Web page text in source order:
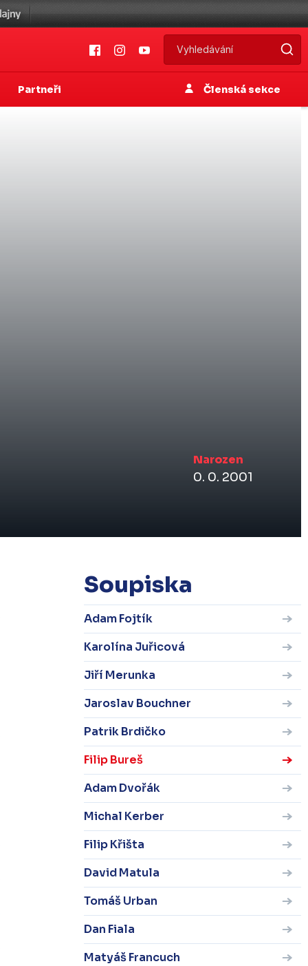
Partneři Členská sekce
Narozen
0. 0. 2001
Soupiska
Adam Fojtík
Karolína Juřicová
Jiří Merunka
Jaroslav Bouchner
Patrik Brdičko
Filip Bureš
Adam Dvořák
Michal Kerber
Filip Křišta
David Matula
Tomáš Urban
Dan Fiala
Matyáš Francuch